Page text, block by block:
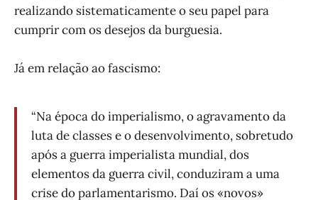
realizando sistematicamente o seu papel para
cumprir com os desejos da burguesia.
Já em relação ao fascismo:
“Na época do imperialismo, o agravamento da
luta de classes e o desenvolvimento, sobretudo
após a guerra imperialista mundial, dos
elementos da guerra civil, conduziram a uma
crise do parlamentarismo. Daí os «novos»